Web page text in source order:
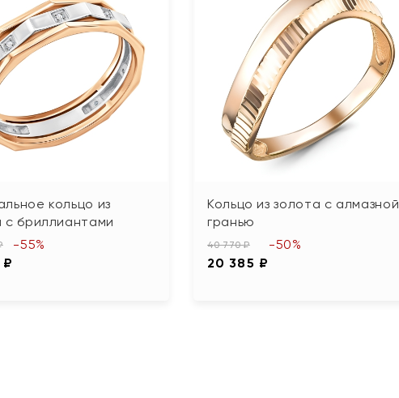
кольцо из
с бриллиантами
₽
-55%
Кольцо из золота с алмазной
гранью
40 770 ₽
20 385 ₽
-50%